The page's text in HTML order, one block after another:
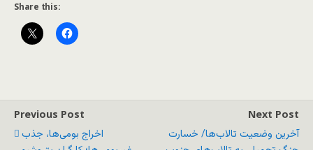
Share this:
Previous Post
اخراج بومی‌ها، جذب
Next Post
آخرین وضعیت تالاب‌ها/ خسارت